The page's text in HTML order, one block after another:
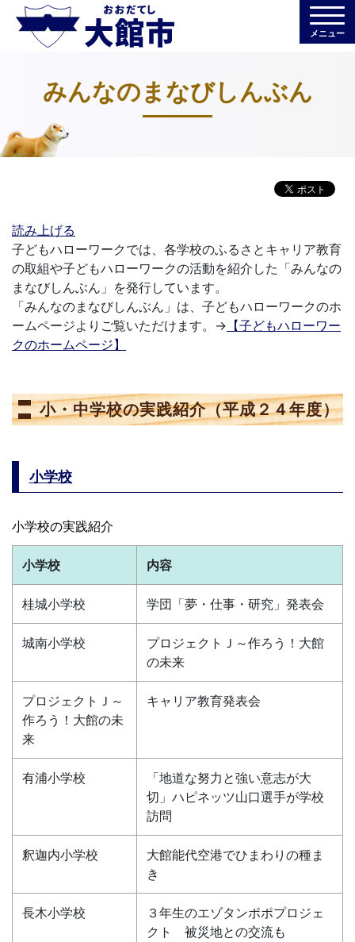
メニュー
みんなのまなびしんぶん
読み上げる
子どもハローワークでは、各学校のふるさとキャリア教育
の取組や子どもハローワークの活動を紹介した「みんなの
まなびしんぶん」を発行しています。
「みんなのまなびしんぶん」は、子どもハローワークのホ
ームページよりご覧いただけます。→ 【子どもハローワー
クのホームページ】
小・中学校の実践紹介（平成２４年度）
小学校
小学校の実践紹介
小学校 内容
桂城小学校 学団「夢・仕事・研究」発表会
城南小学校
プロジェクトＪ～作ろう！大館
の未来
プロジェクトＪ～
作ろう！大館の未
来
キャリア教育発表会
有浦小学校
「地道な努力と強い意志が大
切」ハピネッツ山口選手が学校
訪問
釈迦内小学校
大館能代空港でひまわりの種ま
き
長木小学校
３年生のエゾタンポポプロジェ
クト 被災地との交流も